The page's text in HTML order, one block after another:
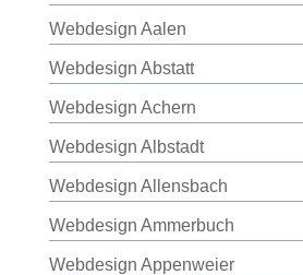
Webdesign Aalen
Webdesign Abstatt
Webdesign Achern
Webdesign Albstadt
Webdesign Allensbach
Webdesign Ammerbuch
Webdesign Appenweier